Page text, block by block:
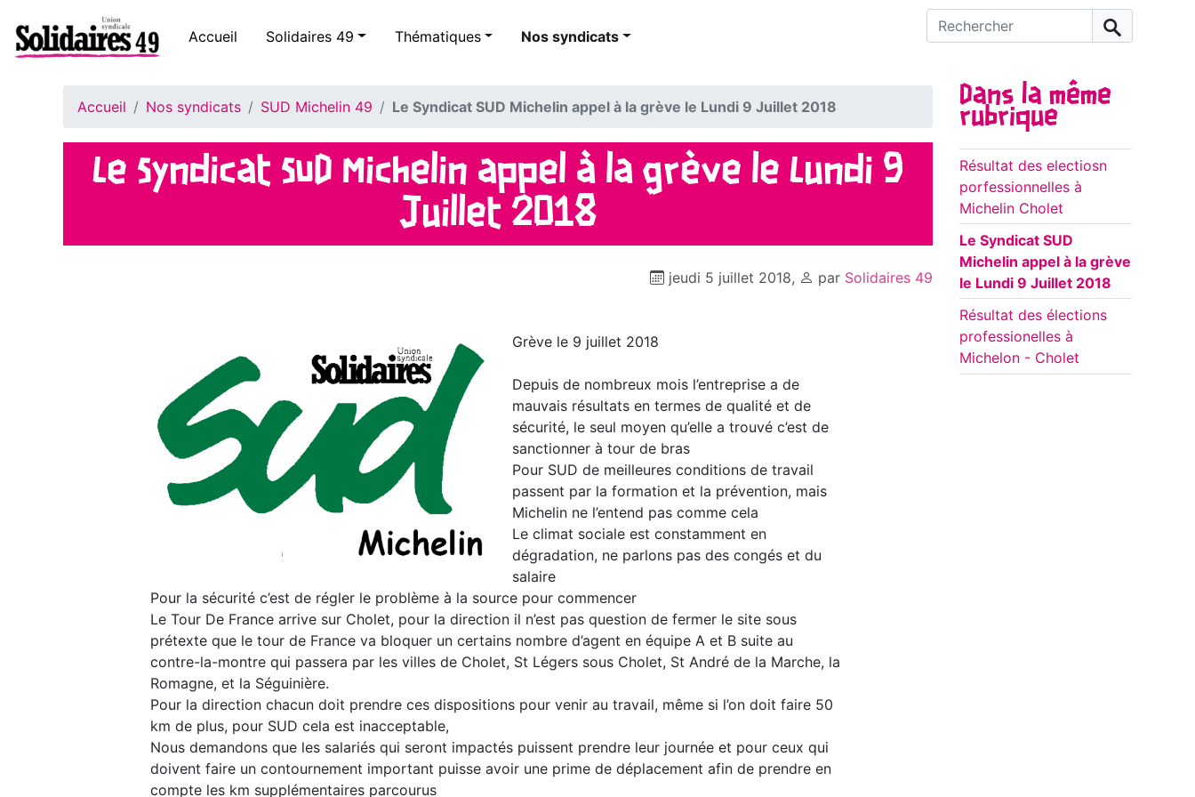
Accueil Solidaires 49 Thématiques Nos syndicats
Rechercher :
Accueil Nos syndicats SUD Michelin 49 Le Syndicat SUD Michelin appel à la grève le Lundi 9 Juillet 2018
Le Syndicat SUD Michelin appel à la grève le Lundi 9
Juillet 2018
jeudi 5 juillet 2018, par Solidaires 49
Grève le 9 juillet 2018
Depuis de nombreux mois l’entreprise a de
mauvais résultats en termes de qualité et de
sécurité, le seul moyen qu’elle a trouvé c’est de
sanctionner à tour de bras
Pour SUD de meilleures conditions de travail
passent par la formation et la prévention, mais
Michelin ne l’entend pas comme cela
Le climat sociale est constamment en
dégradation, ne parlons pas des congés et du
salaire
Pour la sécurité c’est de régler le problème à la source pour commencer
Le Tour De France arrive sur Cholet, pour la direction il n’est pas question de fermer le site sous
prétexte que le tour de France va bloquer un certains nombre d’agent en équipe A et B suite au
contre-la-montre qui passera par les villes de Cholet, St Légers sous Cholet, St André de la Marche, la
Romagne, et la Séguinière.
Pour la direction chacun doit prendre ces dispositions pour venir au travail, même si l’on doit faire 50
km de plus, pour SUD cela est inacceptable,
Nous demandons que les salariés qui seront impactés puissent prendre leur journée et pour ceux qui
doivent faire un contournement important puisse avoir une prime de déplacement afin de prendre en
compte les km supplémentaires parcourus
Dans la même
rubrique
Résultat des electiosn
porfessionnelles à
Michelin Cholet
Le Syndicat SUD
Michelin appel à la grève
le Lundi 9 Juillet 2018
Résultat des élections
professionelles à
Michelon - Cholet